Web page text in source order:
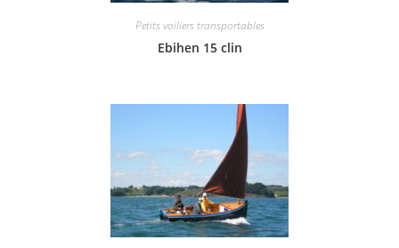
Petits voiliers transportables
Ebihen 15 clin